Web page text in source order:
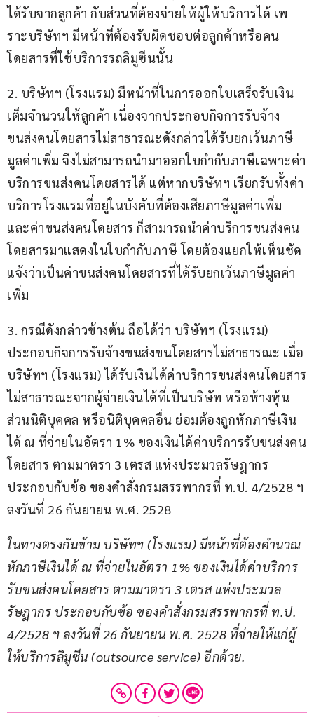
ได้รับจากลูกค้า กับส่วนที่ต้องจ่ายให้ผู้ให้บริการได้ เพ
ราะบริษัทฯ มีหน้าที่ต้องรับผิดชอบต่อลูกค้าหรือคน
โดยสารที่ใช้บริการรถลิมูซีนนั้น
2. บริษัทฯ (โรงแรม) มีหน้าที่ในการออกใบเสร็จรับเงิน
เต็มจำนวนให้ลูกค้า เนื่องจากประกอบกิจการรับจ้าง
ขนส่งคนโดยสารไม่สาธารณะดังกล่าวได้รับยกเว้นภาษี
มูลค่าเพิ่ม จึงไม่สามารถนำมาออกใบกำกับภาษีเฉพาะค่า
บริการขนส่งคนโดยสารได้ แต่หากบริษัทฯ เรียกรับทั้งค่า
บริการโรงแรมที่อยู่ในบังคับที่ต้องเสียภาษีมูลค่าเพิ่ม
และค่าขนส่งคนโดยสาร ก็สามารถนำค่าบริการขนส่งคน
โดยสารมาแสดงในใบกำกับภาษี โดยต้องแยกให้เห็นชัด
แจ้งว่าเป็นค่าขนส่งคนโดยสารที่ได้รับยกเว้นภาษีมูลค่า
เพิ่ม
3. กรณีดังกล่าวข้างต้น ถือได้ว่า บริษัทฯ (โรงแรม)
ประกอบกิจการรับจ้างขนส่งขนโดยสารไม่สาธารณะ เมื่อ
บริษัทฯ (โรงแรม) ได้รับเงินได้ค่าบริการขนส่งคนโดยสาร
ไม่สาธารณะจากผู้จ่ายเงินได้ที่เป็นบริษัท หรือห้างหุ้น
ส่วนนิติบุคคล หรือนิติบุคคลอื่น ย่อมต้องถูกหักภาษีเงิน
ได้ ณ ที่จ่ายในอัตรา 1% ของเงินได้ค่าบริการรับขนส่งคน
โดยสาร ตามมาตรา 3 เตรส แห่งประมวลรัษฎากร
ประกอบกับข้อ ของคำสั่งกรมสรรพากรที่ ท.ป. 4/2528 ฯ
ลงวันที่ 26 กันยายน พ.ศ. 2528
ในทางตรงกันข้าม บริษัทฯ (โรงแรม) มีหน้าที่ต้องคำนวณ
หักภาษีเงินได้ ณ ที่จ่ายในอัตรา 1% ของเงินได้ค่าบริการ
รับขนส่งคนโดยสาร ตามมาตรา 3 เตรส แห่งประมวล
รัษฎากร ประกอบกับข้อ ของคำสั่งกรมสรรพากรที่ ท.ป.
4/2528 ฯ ลงวันที่ 26 กันยายน พ.ศ. 2528 ที่จ่ายให้แก่ผู้
ให้บริการลิมูซีน (outsource service) อีกด้วย.